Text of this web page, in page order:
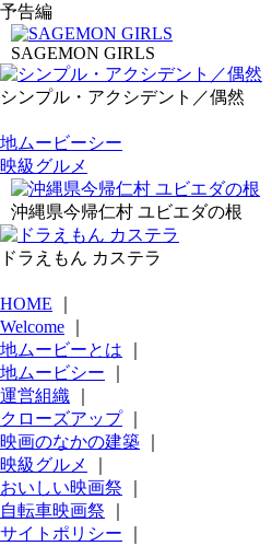
予告編
SAGEMON GIRLS
シンプル・アクシデント／偶然
地ムービーシー
映級グルメ
沖縄県今帰仁村 ユビエダの根
ドラえもん カステラ
HOME
Welcome
地ムービーとは
地ムービシー
運営組織
クローズアップ｜
映画のなかの建築
映級グルメ
おいしい映画祭
自転車映画祭
サイトポリシー